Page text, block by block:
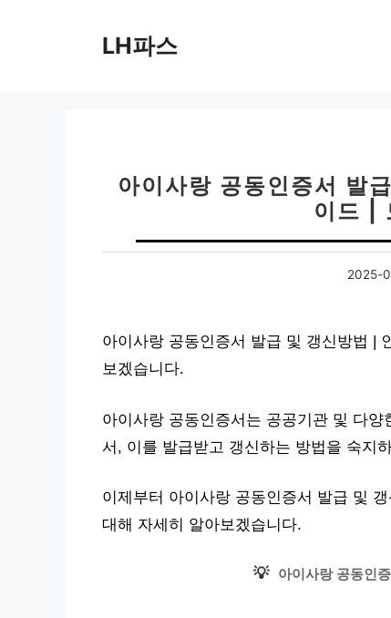
LH파스
아이사랑 공동인증서 발
이드 |
2025-
아이사랑 공동인증서 발급 및 갱신방법 |
보겠습니다.
아이사랑 공동인증서는 공공기관 및 다
서, 이를 발급받고 갱신하는 방법을 숙지
이제부터 아이사랑 공동인증서 발급 및
대해 자세히 알아보겠습니다.
💡 아이사랑 공동인